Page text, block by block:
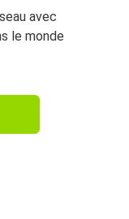
avec
le monde